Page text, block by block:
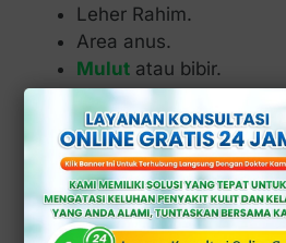
Leher Rahim.
Area anus.
Mulutatau bibir.
Luka ini biasanya tidak
sering tidak di sadari.
2. Sifilis Sekunder